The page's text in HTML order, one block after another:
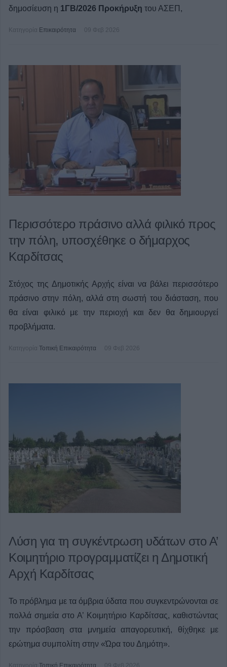
δημοσίευση η 1ΓΒ/2026 Προκήρυξη του ΑΣΕΠ,
Κατηγορία Επικαιρότητα 09 Φεβ 2026
Περισσότερο πράσινο αλλά φιλικό προς
την πόλη, υποσχέθηκε ο δήμαρχος
Καρδίτσας
Στόχος της Δημοτικής Αρχής είναι να βάλει περισσότερο
πράσινο στην πόλη, αλλά στη σωστή του διάσταση, που
θα είναι φιλικό με την περιοχή και δεν θα δημιουργεί
προβλήματα.
Κατηγορία Τοπική Επικαιρότητα 09 Φεβ 2026
Λύση για τη συγκέντρωση υδάτων στο Α’
Κοιμητήριο προγραμματίζει η Δημοτική
Αρχή Καρδίτσας
Το πρόβλημα με τα όμβρια ύδατα που συγκεντρώνονται σε
πολλά σημεία στο Α’ Κοιμητήριο Καρδίτσας, καθιστώντας
την πρόσβαση στα μνημεία απαγορευτική, θίχθηκε με
ερώτημα συμπολίτη στην «Ώρα του Δημότη».
Κατηγορία Τοπική Επικαιρότητα 09 Φεβ 2026